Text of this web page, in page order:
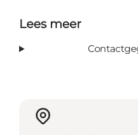
Lees meer